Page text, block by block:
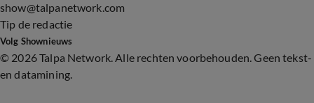
show@talpanetwork.com
Tip de redactie
Volg Shownieuws
© 2026 Talpa Network. Alle rechten voorbehouden. Geen tekst-
en datamining.